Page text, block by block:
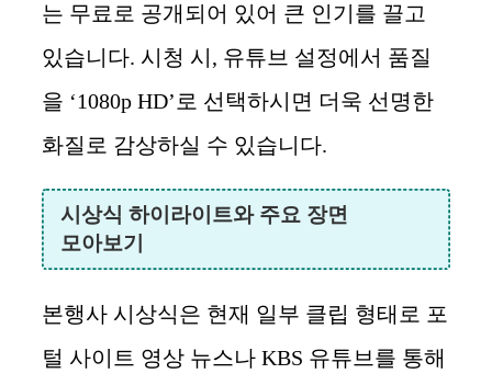
는 무료로 공개되어 있어 큰 인기를 끌고
있습니다. 시청 시, 유튜브 설정에서 품질
을 ‘1080p HD’로 선택하시면 더욱 선명한
화질로 감상하실 수 있습니다.
시상식 하이라이트와 주요 장면
모아보기
본행사 시상식은 현재 일부 클립 형태로 포
털 사이트 영상 뉴스나 KBS 유튜브를 통해